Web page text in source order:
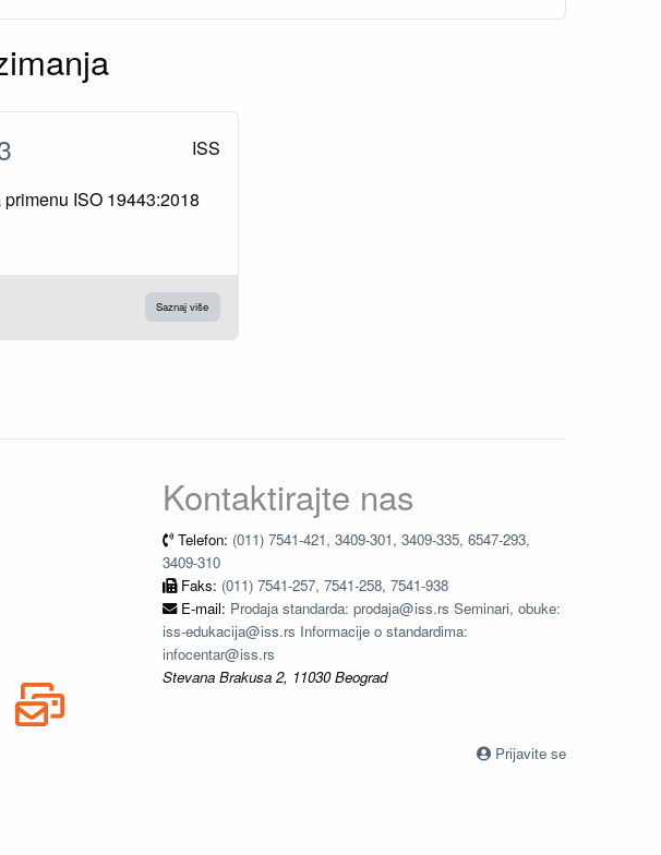
ISS
ISO 19443:2018
Saznaj više
Kontaktirajte nas
Telefon: (011) 7541-421, 3409-301, 3409-335, 6547-293,
3409-310
Faks: (011) 7541-257, 7541-258, 7541-938
E-mail: Prodaja standarda: prodaja@iss.rs Seminari, obuke:
iss-edukacija@iss.rs Informacije o standardima:
infocentar@iss.rs
Stevana Brakusa 2, 11030 Beograd
Prijavite se